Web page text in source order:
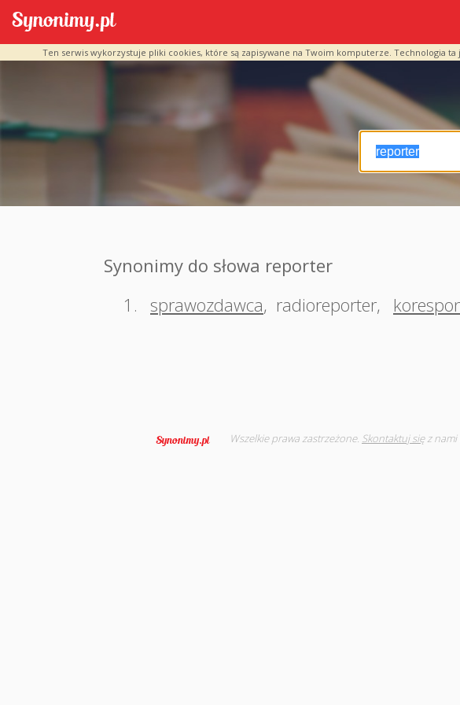
Ten serwis wykorzystuje pliki cookies, które są zapisywane na Twoim komputerze. Technologia
Synonimy do słowa reporter
1.
sprawozdawca, radioreporter,
Wszelkie prawa zastrzeżone. Skontaktuj sięz nami